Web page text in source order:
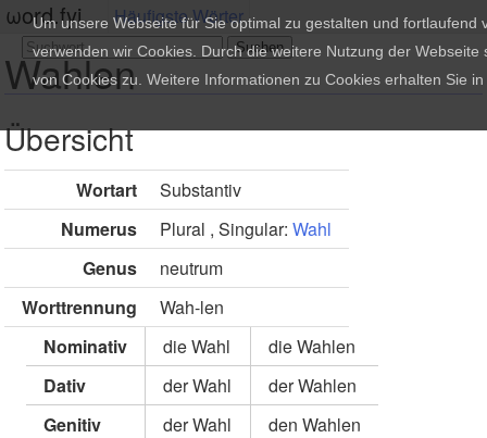
ωord.fyi Häufigste Wörter
Wahlen
Übersicht
Wortart
Substantiv
Numerus
Plural , Singular: Wahl
Genus
neutrum
Worttrennung
Wah-len
Nominativ
die Wahl
die Wahlen
Dativ
der Wahl
der Wahlen
Genitiv
der Wahl
den Wahlen
Um unsere Webseite für Sie optimal zu gestalten und fortlaufend
verwenden wir Cookies. Durch die weitere Nutzung der Webseite
von Cookies zu. Weitere Informationen zu Cookies erhalten Sie